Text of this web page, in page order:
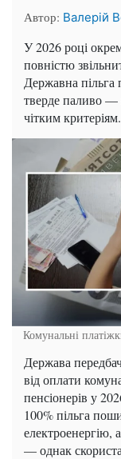
Автор: Валерій
У 2026 році
повністю
Державна пільга
тверде паливо —
чітким критеріям.
Комунальні
Держава
від оплати
пенсіонерів у
100% пільга
електроенергію,
— однак